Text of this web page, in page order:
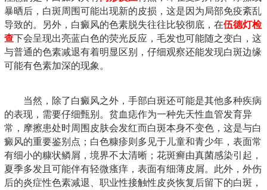
暴晒后，白斑周围可能出现新的皮损，这是因为局部免疫紊乱
导致的。另外，白癜风的色素脱失往往比较彻底，在伍德灯检
查下会呈现出亮蓝白色的荧光反应，毛发也可能随之变白，这
与普通的色素减退有着明显区别，仔细观察还能发现白斑边缘
可能有色素加深的现象。
当然，除了白癜风之外，手部白斑还可能是其他多种疾病
的表现，需要仔细甄别。贫血痣作为一种先天性血管发育异
常，摩擦患处时周围皮肤会发红而白斑本身不变色，这是与白
癜风的重要鉴别点；白色糠疹则多见于儿童和青少年，表面常
有细小的糠状鳞屑，境界不太清晰；花斑癣由真菌感染引起，
夏季多发且可能伴有轻微瘙痒，表面有细薄皮屑。此外，外伤
后的炎症性色素减退、职业性接触性皮炎恢复后留下的白斑，